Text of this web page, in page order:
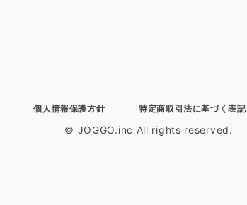
個人情報保護方針 特定商取引法に基づく表記
© JOGGO.inc All rights reserved.